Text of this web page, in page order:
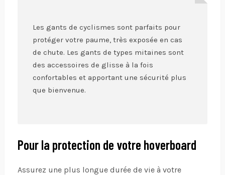
Les gants de cyclismes sont parfaits pour
protéger votre paume, très exposée en cas
de chute. Les gants de types mitaines sont
des accessoires de glisse à la fois
confortables et apportant une sécurité plus
que bienvenue.
Pour la protection de votre hoverboard
Assurez une plus longue durée de vie à votre